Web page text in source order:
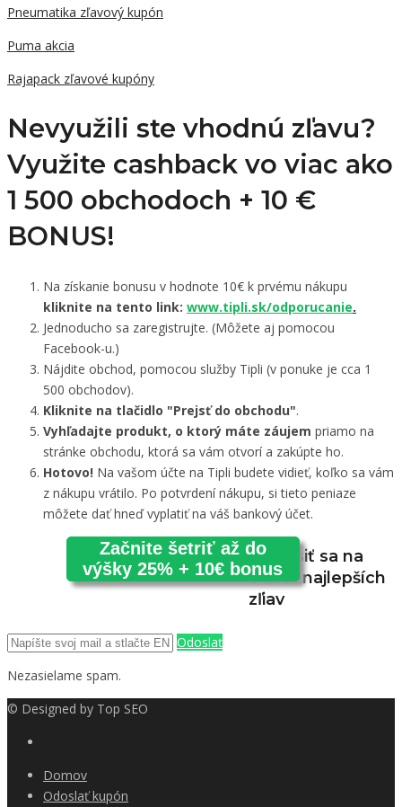
Pneumatika zľavový kupón
Puma akcia
Rajapack zľavové kupóny
Nevyužili ste vhodnú zľavu?
Využite cashback vo viac ako
1 500 obchodoch + 10 €
BONUS!
Na získanie bonusu v hodnote 10€ k prvému nákupu
kliknite na tento link: www.tipli.sk/odporucanie.
Jednoducho sa zaregistrujte. (Môžete aj pomocou
Facebook-u.)
Nájdite obchod, pomocou služby Tipli (v ponuke je cca 1
500 obchodov).
Kliknite na tlačidlo "Prejsť do obchodu".
Vyhľadajte produkt, o ktorý máte záujem priamo na
stránke obchodu, ktorá sa vám otvorí a zakúpte ho.
Hotovo! Na vašom účte na Tipli budete vidieť, koľko sa vám
z nákupu vrátilo. Po potvrdení nákupu, si tieto peniaze
môžete dať hneď vyplatiť na váš bankový účet.
Začnite šetriť až do
výšky 25% + 10€ bonus
Prihlásiť sa na
odber najlepších
zľiav
Odoslať
Nezasielame spam.
© Designed by Top SEO
Domov
Odoslať kupón